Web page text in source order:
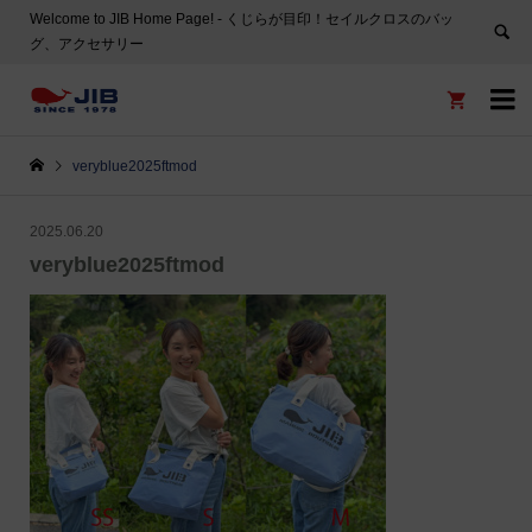
Welcome to JIB Home Page! ‐ くじらが目印！セイルクロスのバッ
グ、アクセサリー


veryblue2025ftmod
2025.06.20
veryblue2025ftmod